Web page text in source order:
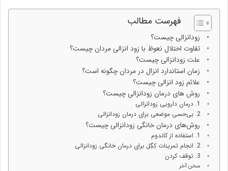
فهرست مطالب
زودانزالی چیست؟
تفاوت اختلال نعوظ با زود انزالی مردان چیست؟
علت زودانزالی چیست؟
زمان استاندارد انزال در مردان چگونه است؟
علائم زود انزالی چیست؟
روش های درمان زودانزالی چیست؟
1. درمان دارویی زودانزالی
2. بی‌حسی موضعی برای درمان زودانزالی
روش‌های درمان خانگی زودانزالی چیست؟
1. استفاده از کاندوم
2. انجام تمرینات کِگِل برای درمان‌ خانگی زودانزالی
3. توقف کردن
سخن آخر